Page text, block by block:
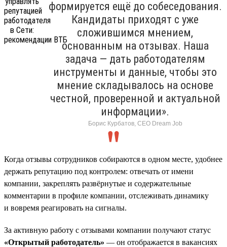
формируется ещё до собеседования.
Кандидаты приходят с уже
сложившимся мнением,
основанным на отзывах. Наша
задача — дать работодателям
инструменты и данные, чтобы это
мнение складывалось на основе
честной, проверенной и актуальной
информации».
Борис Курбатов, CEO Dream Job
Когда отзывы сотрудников собираются в одном месте, удобнее
держать репутацию под контролем: отвечать от имени
компании, закреплять развёрнутые и содержательные
комментарии в профиле компании, отслеживать динамику
и вовремя реагировать на сигналы.
За активную работу с отзывами компании получают статус
«Открытый работодатель» — он отображается в вакансиях